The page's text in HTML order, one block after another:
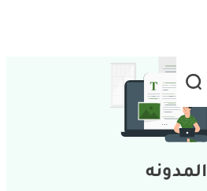
المدونه